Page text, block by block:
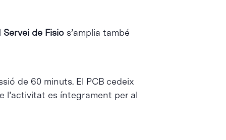
Servei de Fisio s’amplia també
de 60 minuts. El PCB cedeix
l’activitat es íntegrament per al